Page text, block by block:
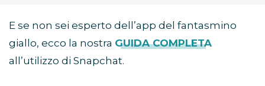
E se non sei esperto dell’app del fantasmino
giallo, ecco la nostra GUIDA COMPLETA
all’utilizzo di Snapchat.